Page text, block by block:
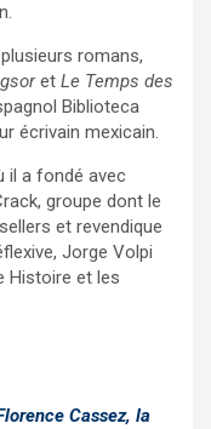
romans,
et Le Temps des
Biblioteca
écrivain mexicain.
il a fondé avec
groupe dont le
et revendique
Jorge Volpi
Histoire et les
Cassez, la